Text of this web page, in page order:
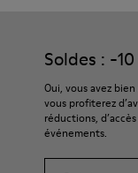
Soldes : -
Oui, vous avez
vous profiterez
réductions,
événements.